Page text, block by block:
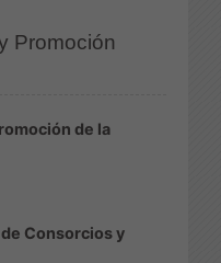
Promoción
de la
Consorcios y